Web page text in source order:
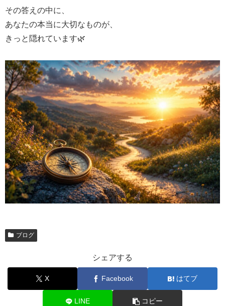
その答えの中に、
あなたの本当に大切なものが、
きっと隠れています🌿
ブログ
シェアする
X Facebook はてブ
LINE コピー